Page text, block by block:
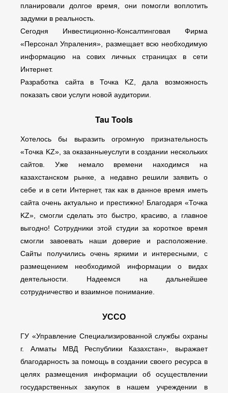
планировали долгое время, они помогли воплотить
задумки в реальность.
Сегодня Инвестиционно-Консалтинговая Фирма
«Персонал Упраления», размещает всю необходимую
информацию на сових личных страницах в сети
Интернет.
Разработка сайта в Точка KZ, дала возможность
показать свои услуги новой аудитории.
Tau Tools
Хотелось бы выразить огромную признательность
«Точка KZ», за оказанныеуслуги в создании нескольких
сайтов. Уже немало времени находимся на
казахстанском рынке, а недавно решили заявить о
себе и в сети Интернет, так как в данное время иметь
сайта очень актуально и престижно! Благодаря «Точка
KZ», смогли сделать это быстро, красиво, а главное
выгодно! Сотрудники этой студии за короткое время
смогли завоевать наши доверие и расположение.
Сайты получились очень яркими и интересными, с
размещением необходимой информации о видах
деятельности. Надеемся на дальнейшее
сотрудничество и взаимное понимание.
УССО
ГУ «Управление Специализированной службы охраны
г. Алматы МВД Республики Казахстан», выражает
благодарность за помощь в создании своего ресурса в
целях размещения информации об осуществлении
государственных закупок в нашем учреждении в